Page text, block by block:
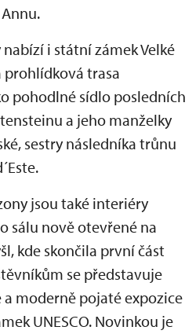
i státní zámek Velké
prohlídková trasa
pohodlné sídlo posledních
a jeho manželky
sestry následníka trůnu
jsou také interiéry
sálu nově otevřené na
kde skončila první část
se představuje
a moderně pojaté expozice
UNESCO. Novinkou je